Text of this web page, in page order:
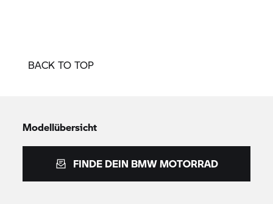
BACK TO TOP
Modellübersicht
FINDE DEIN BMW MOTORRAD